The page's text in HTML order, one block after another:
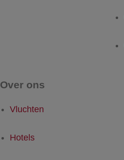
Over ons
Vluchten
Hotels